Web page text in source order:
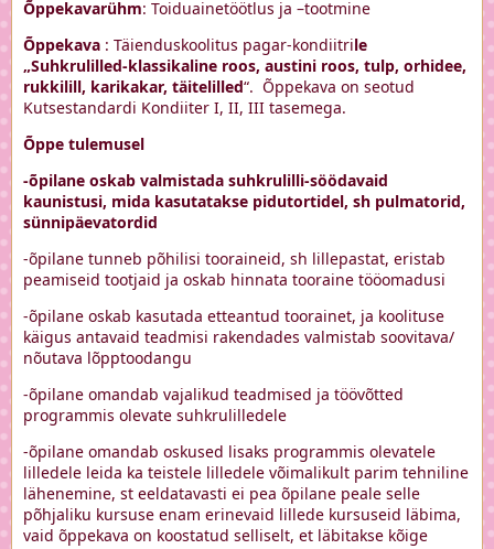
Õppekavarühm: Toiduainetöötlus ja –tootmine
Õppekava : Täienduskoolitus pagar-kondiitrile
„Suhkrulilled-klassikaline roos, austini roos, tulp, orhidee,
rukkilill, karikakar, täitelilled“. Õppekava on seotud
Kutsestandardi Kondiiter I, II, III tasemega.
Õppe tulemusel
-õpilane oskab valmistada suhkrulilli-söödavaid
kaunistusi, mida kasutatakse pidutortidel, sh pulmatorid,
sünnipäevatordid
-õpilane tunneb põhilisi tooraineid, sh lillepastat, eristab
peamiseid tootjaid ja oskab hinnata tooraine tööomadusi
-õpilane oskab kasutada etteantud toorainet, ja koolituse
käigus antavaid teadmisi rakendades valmistab soovitava/
nõutava lõpptoodangu
-õpilane omandab vajalikud teadmised ja töövõtted
programmis olevate suhkrulilledele
-õpilane omandab oskused lisaks programmis olevatele
lilledele leida ka teistele lilledele võimalikult parim tehniline
lähenemine, st eeldatavasti ei pea õpilane peale selle
põhjaliku kursuse enam erinevaid lillede kursuseid läbima,
vaid õppekava on koostatud selliselt, et läbitakse kõige